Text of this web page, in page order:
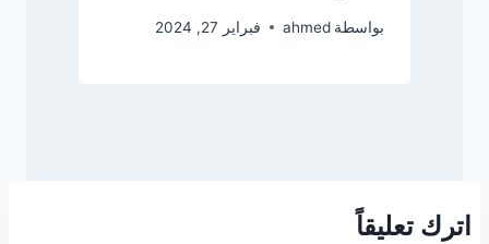
بواسطة ahmed فبراير 27, 2024
اترك تعليقاً